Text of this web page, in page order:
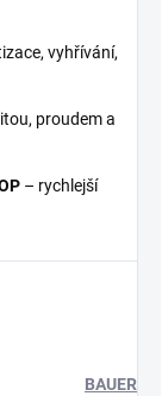
vyhřívání,
proudem a
– rychlejší
BAUER